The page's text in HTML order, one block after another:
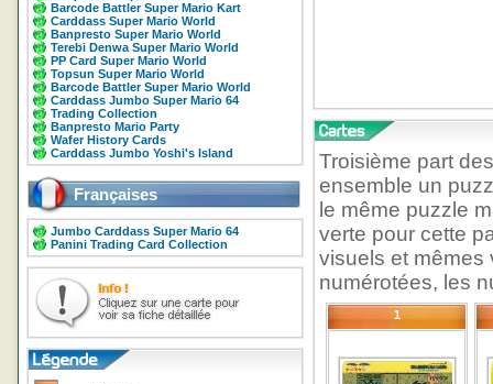
Barcode Battler Super Mario Kart
Carddass Super Mario World
Banpresto Super Mario World
Terebi Denwa Super Mario World
PP Card Super Mario World
Topsun Super Mario World
Barcode Battler Super Mario World
Carddass Jumbo Super Mario 64
Trading Collection
Banpresto Mario Party
Wafer History Cards
Carddass Jumbo Yoshi's Island
Françaises
Jumbo Carddass Super Mario 64
Panini Trading Card Collection
Troisième part
ensemble un
le même puzzle
verte pour cette
visuels et mêmes
numérotées, les
1